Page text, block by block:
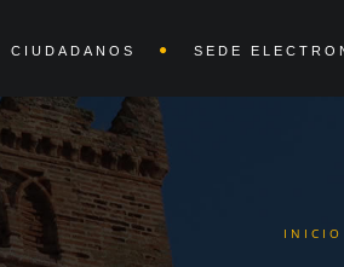
CIUDADANOS SEDE
INICIO